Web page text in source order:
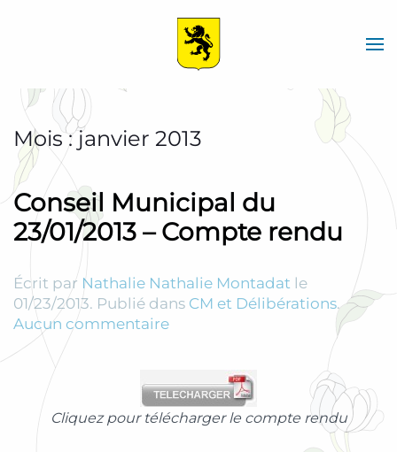
main
content
Mois :janvier 2013
Conseil Municipal du
23/01/2013 – Compte rendu
Écrit par Nathalie Nathalie Montadat le
01/23/2013. Publié dans CM et Délibérations.
Aucun commentairesur
du
23/01/2013
–
Cliquez pour télécharger le compte rendu